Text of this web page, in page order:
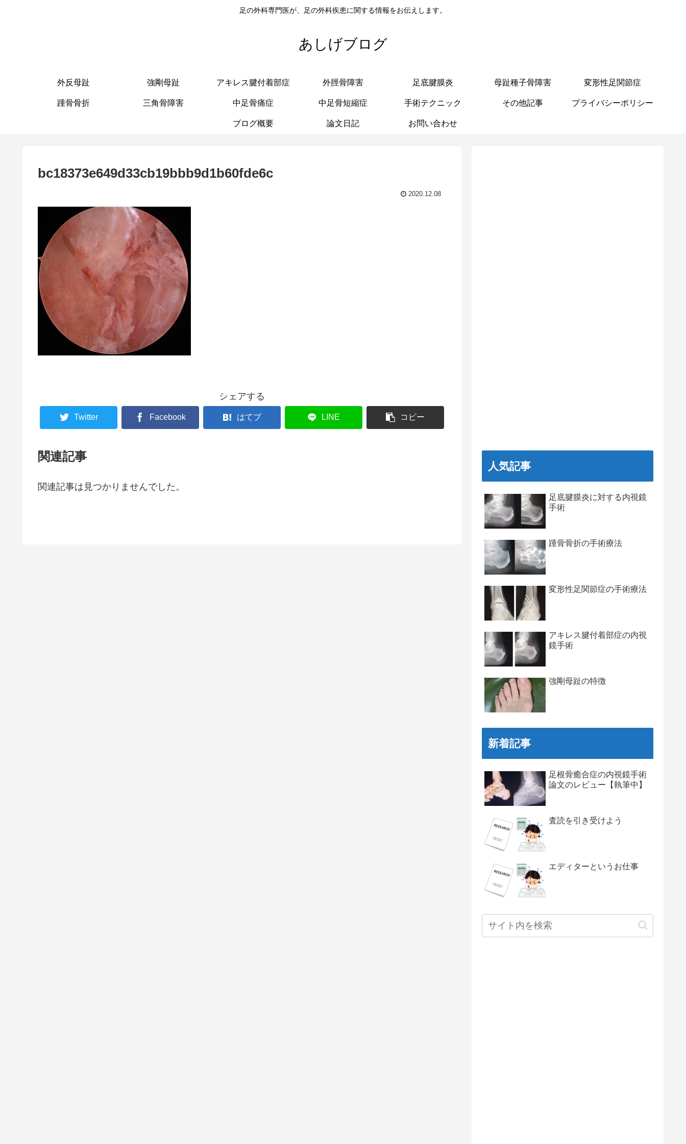
足の外科専門医が、足の外科疾患に関する情報をお伝えします。
あしげブログ
外反母趾 強剛母趾 アキレス腱付着部症 外脛骨障害 足底腱膜炎 母趾種子骨障害 変形性足関節症
踵骨骨折 三角骨障害 中足骨痛症 中足骨短縮症 手術テクニック その他記事 プライバシーポリシー
ブログ概要 論文日記 お問い合わせ
bc18373e649d33cb19bbb9d1b60fde6c
2020.12.08
シェアする
Twitter Facebook はてブ LINE コピー
関連記事
関連記事は見つかりませんでした。
人気記事
足底腱膜炎に対する内視鏡
手術
踵骨骨折の手術療法
変形性足関節症の手術療法
アキレス腱付着部症の内視
鏡手術
強剛母趾の特徴
新着記事
足根骨癒合症の内視鏡手術
論文のレビュー【執筆中】
査読を引き受けよう
エディターというお仕事